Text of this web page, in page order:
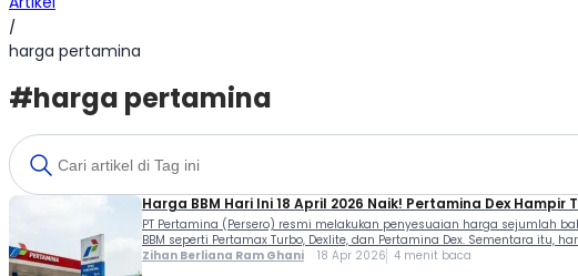
/
harga pertamina
#harga pertamina
Harga BBM Hari Ini 18 April 2026 Naik! Pertamina Dex Hampir
PT Pertamina (Persero) resmi melakukan penyesuaian harga sejumlah
BBM seperti Pertamax Turbo, Dexlite, dan Pertamina Dex. Sementara
Zihan Berliana Ram Ghani 18 Apr 2026 4 menit baca